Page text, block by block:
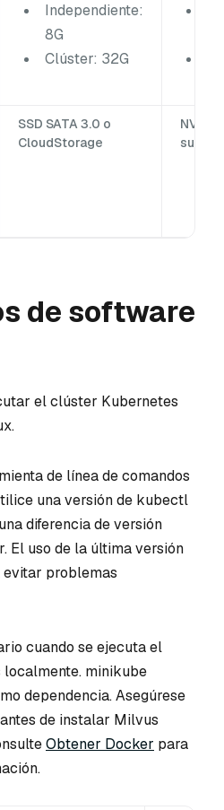
Independiente:
8G
Clúster: 32G
SSD SATA 3.0 o
CloudStorage
NVMe
de software
el clúster Kubernetes
de línea de comandos
una versión de kubectl
diferencia de versión
El uso de la última versión
problemas
cuando se ejecuta el
minikube
dependencia. Asegúrese
de instalar Milvus
Obtener Docker para